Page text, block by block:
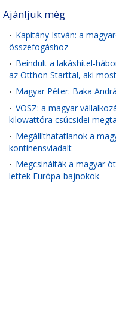
Ajánljuk még
• Kapitány István: a
összefogáshoz
• Beindult a lakáshitel-
az Otthon Starttal, aki
• Magyar Péter: Baka
• VOSZ: a magyar
kilowattóra csúcsidei
• Megállíthatatlanok a
kontinensviadalt
• Megcsinálták a magyar
lettek Európa-bajnokok